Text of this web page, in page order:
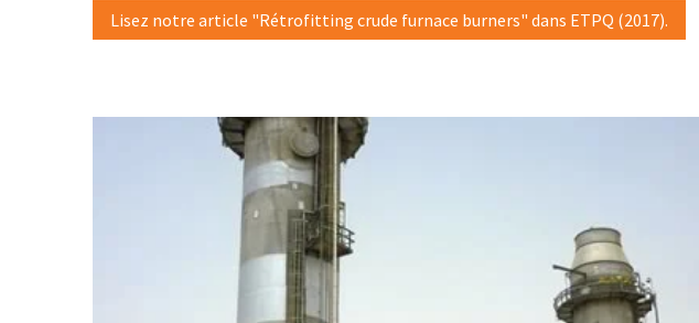
Lisez notre article "Rétrofitting crude furnace burners" dans ETPQ (2017).